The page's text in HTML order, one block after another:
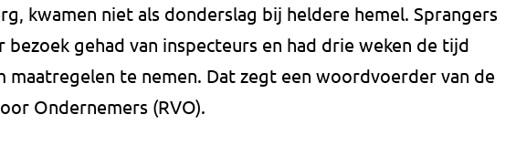
kwamen niet als donderslag bij heldere hemel. Sprangers
bezoek gehad van inspecteurs en had drie weken de tijd
maatregelen te nemen. Dat zegt een woordvoerder van de
Ondernemers (RVO).